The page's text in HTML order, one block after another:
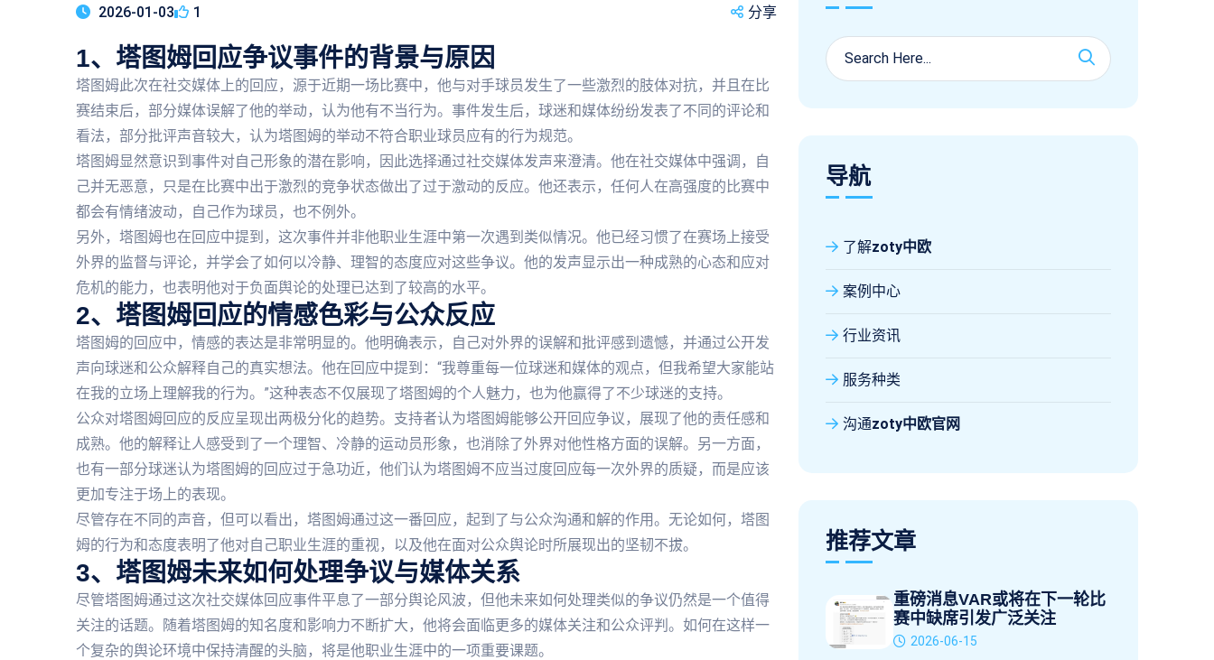
2026-01-03 1 分享
1、塔图姆回应争议事件的背景与原因
塔图姆此次在社交媒体上的回应，源于近期一场比赛中，他与对手球员发生了一些激烈的肢体对抗，并且在比
赛结束后，部分媒体误解了他的举动，认为他有不当行为。事件发生后，球迷和媒体纷纷发表了不同的评论和
看法，部分批评声音较大，认为塔图姆的举动不符合职业球员应有的行为规范。
塔图姆显然意识到事件对自己形象的潜在影响，因此选择通过社交媒体发声来澄清。他在社交媒体中强调，自
己并无恶意，只是在比赛中出于激烈的竞争状态做出了过于激动的反应。他还表示，任何人在高强度的比赛中
都会有情绪波动，自己作为球员，也不例外。
另外，塔图姆也在回应中提到，这次事件并非他职业生涯中第一次遇到类似情况。他已经习惯了在赛场上接受
外界的监督与评论，并学会了如何以冷静、理智的态度应对这些争议。他的发声显示出一种成熟的心态和应对
危机的能力，也表明他对于负面舆论的处理已达到了较高的水平。
2、塔图姆回应的情感色彩与公众反应
塔图姆的回应中，情感的表达是非常明显的。他明确表示，自己对外界的误解和批评感到遗憾，并通过公开发
声向球迷和公众解释自己的真实想法。他在回应中提到：“我尊重每一位球迷和媒体的观点，但我希望大家能站
在我的立场上理解我的行为。”这种表态不仅展现了塔图姆的个人魅力，也为他赢得了不少球迷的支持。
公众对塔图姆回应的反应呈现出两极分化的趋势。支持者认为塔图姆能够公开回应争议，展现了他的责任感和
成熟。他的解释让人感受到了一个理智、冷静的运动员形象，也消除了外界对他性格方面的误解。另一方面，
也有一部分球迷认为塔图姆的回应过于急功近，他们认为塔图姆不应当过度回应每一次外界的质疑，而是应该
更加专注于场上的表现。
尽管存在不同的声音，但可以看出，塔图姆通过这一番回应，起到了与公众沟通和解的作用。无论如何，塔图
姆的行为和态度表明了他对自己职业生涯的重视，以及他在面对公众舆论时所展现出的坚韧不拔。
3、塔图姆未来如何处理争议与媒体关系
尽管塔图姆通过这次社交媒体回应事件平息了一部分舆论风波，但他未来如何处理类似的争议仍然是一个值得
关注的话题。随着塔图姆的知名度和影响力不断扩大，他将会面临更多的媒体关注和公众评判。如何在这样一
个复杂的舆论环境中保持清醒的头脑，将是他职业生涯中的一项重要课题。
导航
了解zoty中欧
案例中心
行业资讯
服务种类
沟通zoty中欧官网
推荐文章
重磅消息VAR或将在下一轮比
赛中缺席引发广泛关注
2026-06-15